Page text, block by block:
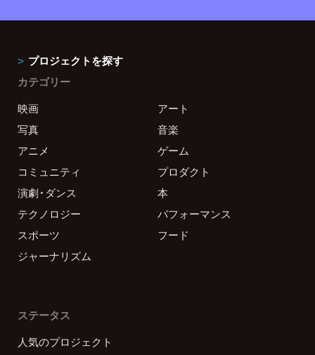
プロジェクトを探す
カテゴリー
映画
アート
写真
音楽
アニメ
ゲーム
コミュニティ
プロダクト
演劇・ダンス
本
テクノロジー
パフォーマンス
スポーツ
フード
ジャーナリズム
ステータス
人気のプロジェクト